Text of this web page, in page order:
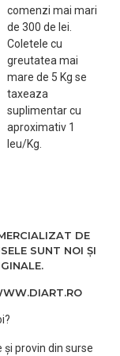
speciala ondulata,
si mai rezistente
unic al acelor –
acelor sunt
si slefuite pentru
cu parul si
dumneavostra.
nou turbo – orificii
ergonomic pentru
mai bun.
comenzi mai mari
de 300 de lei.
Coletele cu
greutatea mai
mare de 5 Kg se
taxeaza
suplimentar cu
aproximativ 1
leu/Kg.
DE
SUNT NOI ȘI
și provin din surse